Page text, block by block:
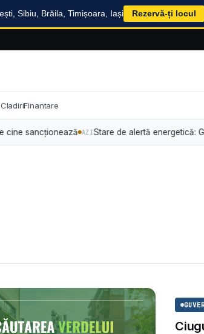
Sibiu, Brăila, Timișoara, Iași Rezervă-ți locul
Finantare
AZIStare de alertă energetică: